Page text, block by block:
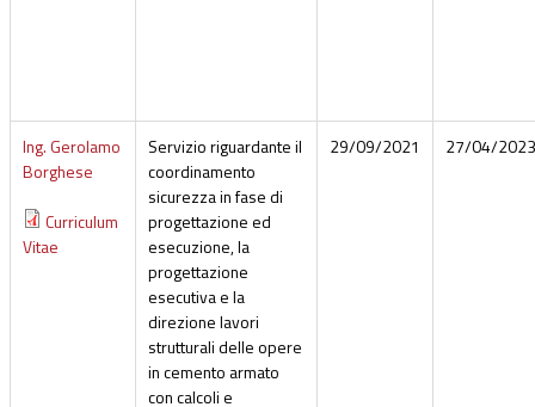
Ing. Gerolamo
Borghese
Curriculum
Vitae
Servizio riguardante il
coordinamento
sicurezza in fase di
progettazione ed
esecuzione, la
progettazione
esecutiva e la
direzione lavori
strutturali delle opere
in cemento armato
con calcoli e
29/09/2021 27/04/2023